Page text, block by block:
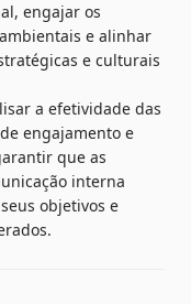
engajar os
e alinhar
e culturais
a efetividade das
engajamento e
que as
interna
objetivos e